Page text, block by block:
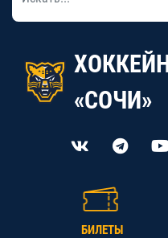
«СОЧИ»
БИЛЕТЫ